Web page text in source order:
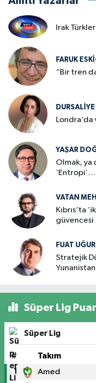
Irak
FARUK
“Bir tren
YAŞAR
Olmak, ya
VATAN
Kıbrıs’ta
güvencesi
FUAT UĞUR
Stratejik
Süper Lig
Süper Lig
# Takım
1 Amed